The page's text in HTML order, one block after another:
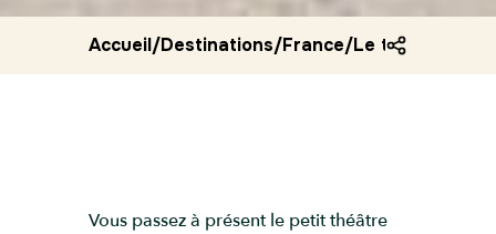
Accueil/Destinations/France/Le theatre
Vous passez à présent le petit théâtre